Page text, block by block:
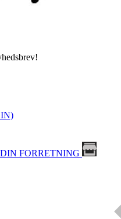
FORRETNING